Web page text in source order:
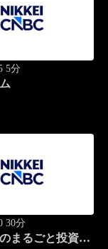
5分
30分
まるごと投資道